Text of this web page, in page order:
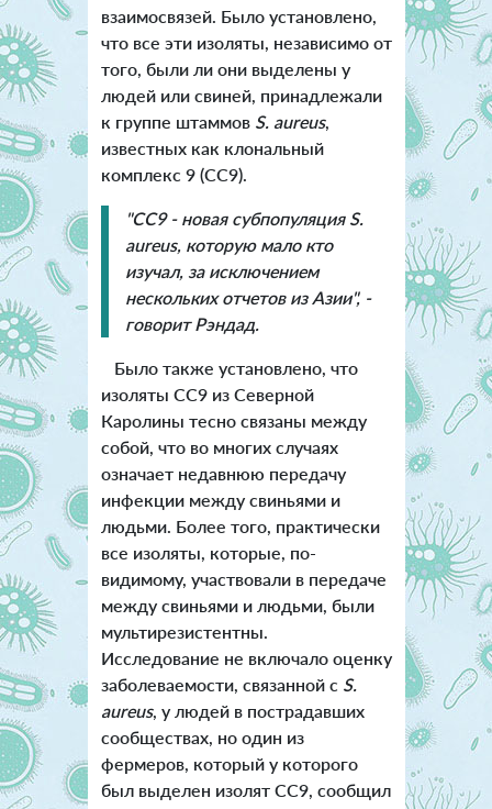
взаимосвязей. Было установлено,
что все эти изоляты, независимо от
того, были ли они выделены у
людей или свиней, принадлежали
к группе штаммовS. aureus,
известных как клональный
комплекс 9 (CC9).
"CC9 - новая субпопуляция S.
aureus, которую мало кто
изучал, за исключением
нескольких отчетов из Азии", -
говорит Рэндад.
Было также установлено, что
изоляты CC9 из Северной
Каролины тесно связаны между
собой, что во многих случаях
означает недавнюю передачу
инфекции между свиньями и
людьми. Более того, практически
все изоляты, которые, по-
видимому, участвовали в передаче
между свиньями и людьми, были
мультирезистентны.
Исследование не включало оценку
заболеваемости, связанной с S.
aureus, у людей в пострадавших
сообществах, но один из
фермеров, который у которого
был выделен изолят CC9, сообщил